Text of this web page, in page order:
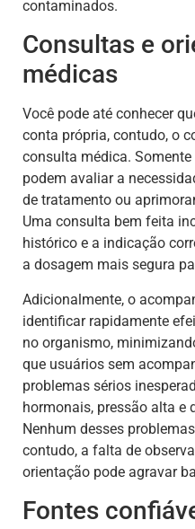
contaminados.
Consultas e
médicas
Você pode até conhecer
conta própria, contudo, o
consulta médica.
podem avaliar a
de tratamento ou
Uma consulta bem feita
histórico e a indicação
a dosagem mais segura
Adicionalmente, o
identificar rapidamente
no organismo,
que usuários sem
problemas sérios
hormonais, pressão alta e
Nenhum desses
contudo, a falta de
orientação pode agravar
Fontes